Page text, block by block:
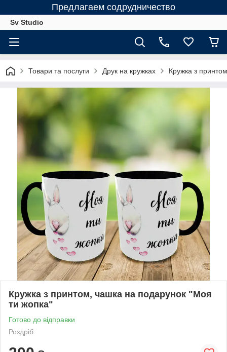
Предлагаем содрудничество
Sv Studio
Товари та послуги Друк на кружках Кружка з
Кружка з принтом, чашка на подарунок "Моя
ти жопка"
Готово до відправки
Роздріб